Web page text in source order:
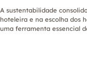
A sustentabilidade
hoteleira e na escolha dos
uma ferramenta essencial